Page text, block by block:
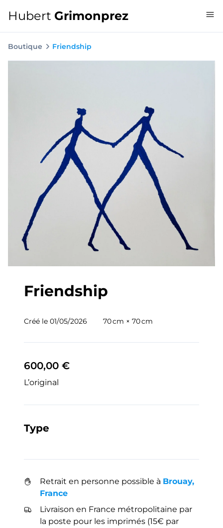
Hubert Grimonprez
Boutique Friendship
Friendship
Créé le 01/05/2026 70 cm × 70 cm
600,00 €
L’original
Type
Retrait en personne possible à Brouay,
France
Livraison en France métropolitaine par
la poste pour les imprimés (15€ par